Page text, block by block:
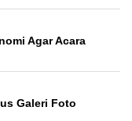
Agar Acara
Galeri Foto